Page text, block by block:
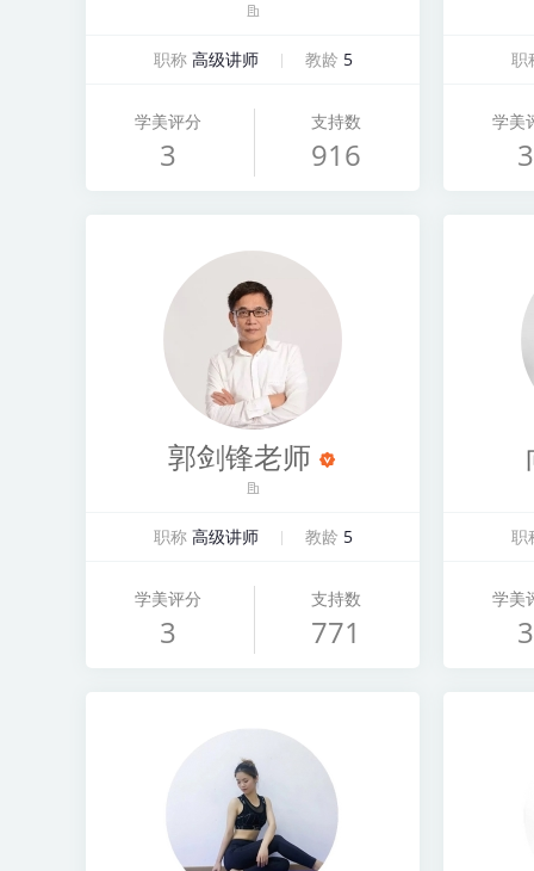
职称 高级讲师 教龄 5
学美评分
3
支持数
916
职
学美
3
郭剑锋老师
职称 高级讲师 教龄 5
学美评分
3
支持数
771
职
学美
3